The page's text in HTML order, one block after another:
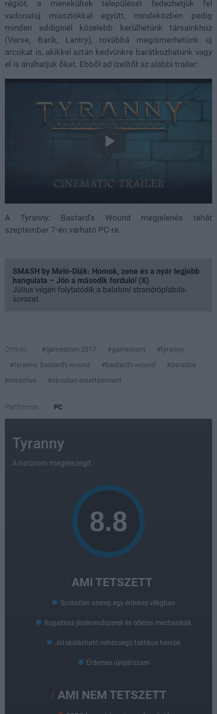
régiót, a menekültek települését fedezhetjük fel
vadonatúj missziókkal együtt, mindeközben pedig
minden eddiginél közelebb kerülhetünk társainkhoz
(Verse, Barik, Lantry), továbbá megismerhetünk új
arcokat is, akikkel aztán kedvünkre barátkozhatunk vagy
el is árulhatjuk őket. Ebből ad ízelítőt az alábbi trailer:
A Tyranny: Bastard's Wound megjelenés tehát
szeptember 7-én várható PC-re.
SMASH by Meló-Diák: Homok, zene és a nyár legjobb
hangulata – Jön a második forduló! (X)
Július végén folytatódik a balatoni strandröplabda-
sorozat.
Címkék: #gamescom 2017 #gamescom
#tyranny
#tyranny: bastard's wound
#bastard's wound
#paradox
interactive
#obsidian entertainment
Platformok: PC
Tyranny
A hatalom megrészegít.
AMI TETSZETT
Szokatlan szerep egy érdekes világban
Rugalmas játékrendszerek és ötletes mechanikák
Jól skálázható nehézségű taktikus harcok
Érdemes újrajátszani
AMI NEM TETSZETT